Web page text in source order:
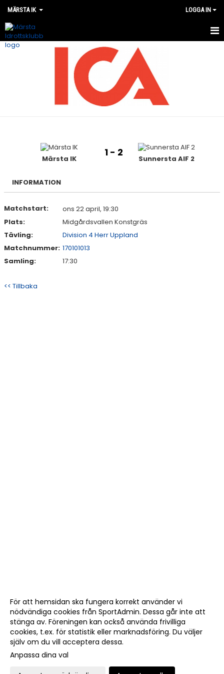
MÄRSTA IK LOGGA IN
VÅRA LAG
Märsta IK
1 - 2
Sunnersta AIF 2
INFORMATION
Matchstart:
ons 22 april, 19:30
Plats:
Midgårdsvallen Konstgräs
Tävling:
Division 4 Herr Uppland
Matchnummer: 170101013
Samling:
17:30
<< Tillbaka
För att hemsidan ska fungera korrekt använder vi
nödvändiga cookies från SportAdmin. Dessa går inte att
stänga av. Föreningen kan också använda frivilliga
cookies, t.ex. för statistik eller marknadsföring. Du väljer
själv om du vill acceptera dessa.
Anpassa dina val